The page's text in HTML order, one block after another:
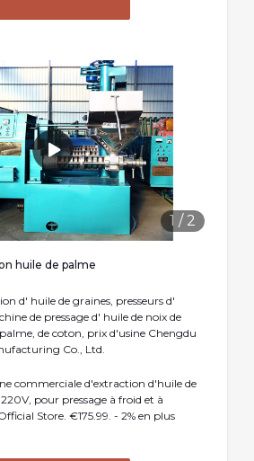
1 / 2
huile de palme
d' huile de graines, presseurs d'
de pressage d' huile de noix de
de coton, prix d'usine Chengdu
Co., Ltd.
commerciale d'extraction d'huile de
220V, pour pressage à froid et à
Store. €175.99. - 2% en plus